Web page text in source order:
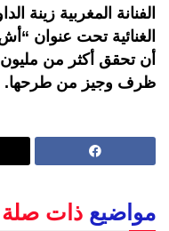
الفنانة المغربية زينة
الغنائية تحت عنوان
أن تحقق أكثر من
ظرف وجيز من طرحها.
مواضيع ذات صلة